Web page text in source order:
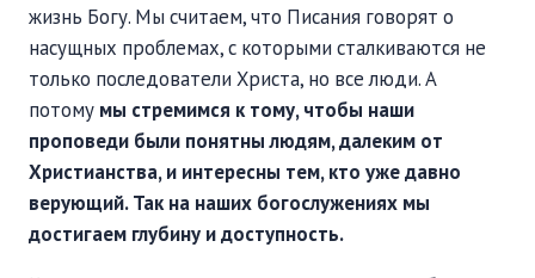
жизнь Богу. Мы считаем, что Писания говорят о
насущных проблемах, с которыми сталкиваются не
только последователи Христа, но все люди. А
потому мы стремимся к тому, чтобы наши
проповеди были понятны людям, далеким от
Христианства, и интересны тем, кто уже давно
верующий. Так на наших богослужениях мы
достигаем глубину и доступность.